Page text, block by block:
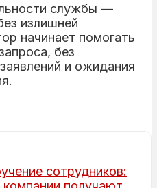
службы —
излишней
начинает помогать
без
и ожидания
сотрудников: